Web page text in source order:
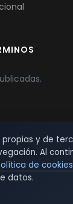
propias y de
Al
de cookies
datos.